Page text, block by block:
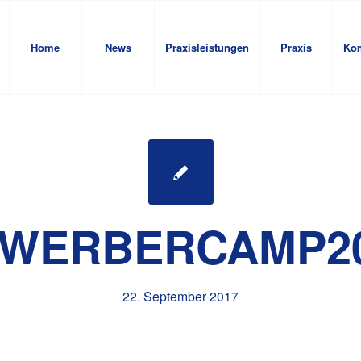
Home News Praxisleistungen Praxis
22. September 2017